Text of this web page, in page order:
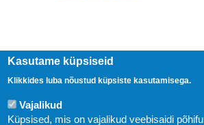
Kasutame küpsiseid
Klikkides luba nõustud küpsiste kasutamisega.
Vajalikud
Küpsised, mis on vajalikud veebisaidi